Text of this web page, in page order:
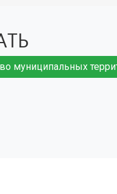
муниципальных